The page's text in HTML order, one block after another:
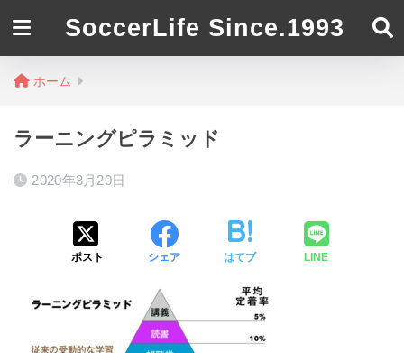
SoccerLife Since.1993
ホーム
ラーニングピラミッド
2020年3月20日
ポスト シェア はてブ LINE